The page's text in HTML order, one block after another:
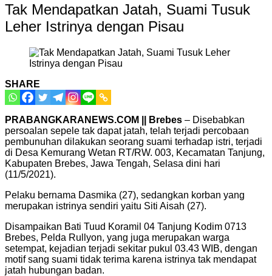
Tak Mendapatkan Jatah, Suami Tusuk
Leher Istrinya dengan Pisau
SHARE
PRABANGKARANEWS.COM || Brebes – Disebabkan
persoalan sepele tak dapat jatah, telah terjadi percobaan
pembunuhan dilakukan seorang suami terhadap istri, terjadi
di Desa Kemurang Wetan RT/RW. 003, Kecamatan Tanjung,
Kabupaten Brebes, Jawa Tengah, Selasa dini hari
(11/5/2021).
Pelaku bernama Dasmika (27), sedangkan korban yang
merupakan istrinya sendiri yaitu Siti Aisah (27).
Disampaikan Bati Tuud Koramil 04 Tanjung Kodim 0713
Brebes, Pelda Rullyon, yang juga merupakan warga
setempat, kejadian terjadi sekitar pukul 03.43 WIB, dengan
motif sang suami tidak terima karena istrinya tak mendapat
jatah hubungan badan.